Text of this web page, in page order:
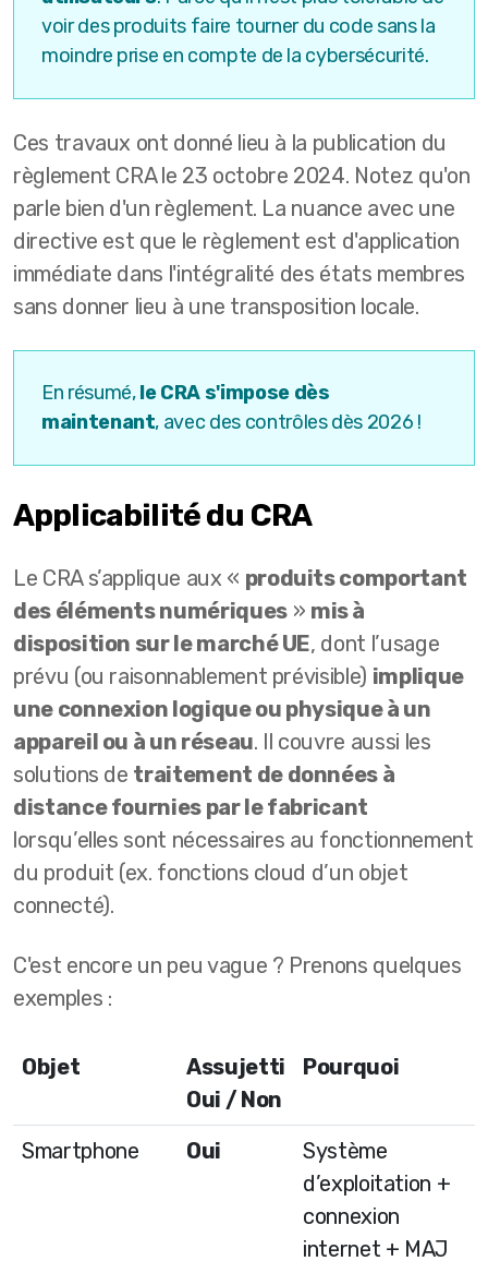
voir des produits faire tourner du code sans la
moindre prise en compte de la cybersécurité.
Ces travaux ont donné lieu à la publication du
règlement CRA le 23 octobre 2024. Notez qu'on
parle bien d'un règlement. La nuance avec une
directive est que le règlement est d'application
immédiate dans l'intégralité des états membres
sans donner lieu à une transposition locale.
En résumé,le CRA s'impose dès
maintenant, avec des contrôles dès 2026 !
Applicabilité du CRA
Le CRA s’applique aux « produits comportant
des éléments numériques» mis à
disposition sur le marché UE, dont l’usage
prévu (ou raisonnablement prévisible) implique
une connexion logique ou physique à un
appareil ou à un réseau. Il couvre aussi les
solutions de traitement de données à
distance fournies par le fabricant
lorsqu’elles sont nécessaires au fonctionnement
du produit (ex. fonctions cloud d’un objet
connecté).
C'est encore un peu vague ? Prenons quelques
exemples :
Objet
Assujetti
Oui / Non
Pourquoi
Smartphone Oui
Système
d’exploitation +
connexion
internet + MAJ